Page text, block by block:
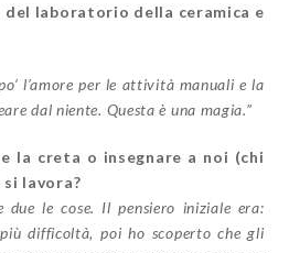
del laboratorio della ceramica e
l’amore per le attività manuali e la
dal niente. Questa è una magia.”
la creta o insegnare a noi (chi
lavora?
due le cose. Il pensiero iniziale era:
difficoltà, poi ho scoperto che gli